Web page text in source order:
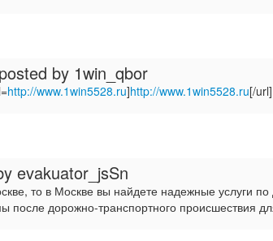
posted by 1win_qbor
http://www.1win5528.ru]http://www.1win5528.ru[/url]
evakuator_jsSn
то в Москве вы найдете надежные услуги
после дорожно-транспортного